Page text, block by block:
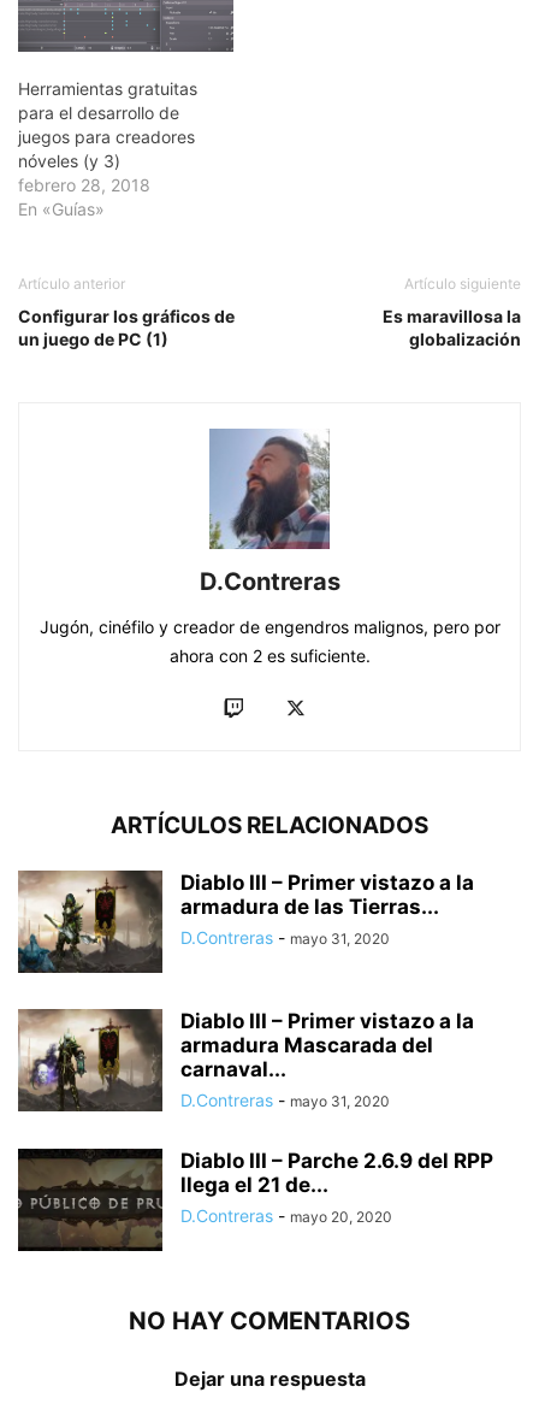
Herramientas gratuitas
para el desarrollo de
juegos para creadores
nóveles (y 3)
febrero 28, 2018
En «Guías»
Artículo anterior
Configurar los gráficos de
un juego de PC (1)
Artículo siguiente
Es maravillosa la
globalización
D.Contreras
Jugón, cinéfilo y creador de engendros malignos, pero por
ahora con 2 es suficiente.
ARTÍCULOS RELACIONADOS
Diablo III – Primer vistazo a la
armadura de las Tierras...
D.Contreras - mayo 31, 2020
Diablo III – Primer vistazo a la
armadura Mascarada del
carnaval...
D.Contreras - mayo 31, 2020
Diablo III – Parche 2.6.9 del RPP
llega el 21 de...
D.Contreras - mayo 20, 2020
NO HAY COMENTARIOS
Dejar una respuesta